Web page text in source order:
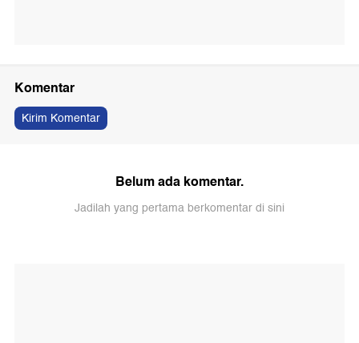
Komentar
Kirim Komentar
Belum ada komentar.
Jadilah yang pertama berkomentar di sini